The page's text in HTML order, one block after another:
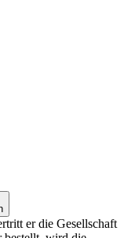
er die Gesellschaft